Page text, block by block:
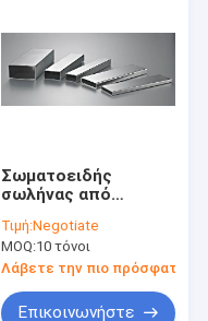
Σωματοειδής
σωλήνας από
Τιμή:Negotiate
MOQ:10 τόνοι
Λάβετε την πιο πρόσφατη
Επικοινωνήστε